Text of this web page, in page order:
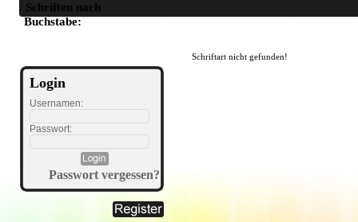
Schriften nach
Buchstabe: A B C D E F G H I J K L M N O P Q R S T U
Login
Usernamen:
Passwort:
Passwort vergessen?
Schriftart nicht gefunden!